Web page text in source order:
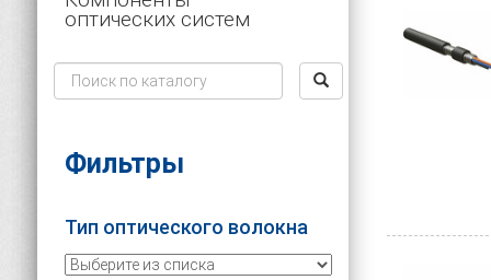
оптических систем
Фильтры
Тип оптического волокна
Внешние